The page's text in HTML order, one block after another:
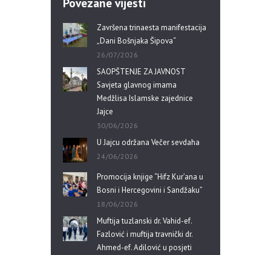
Završena trinaesta manifestacija
„Dani Bošnjaka Šipova“
26/07/2026
SAOPŠTENJE ZA JAVNOST
Savjeta glavnog imama
Medžlisa Islamske zajednice
Jajce
30/06/2026
U Jajcu održana Večer sevdaha
24/06/2026
Promocija knjige “Hifz Kur’ana u
Bosni i Hercegovini i Sandžaku”
18/06/2026
Muftija tuzlanski dr. Vahid-ef.
Fazlović i muftija travnički dr.
Ahmed-ef. Adilović u posjeti